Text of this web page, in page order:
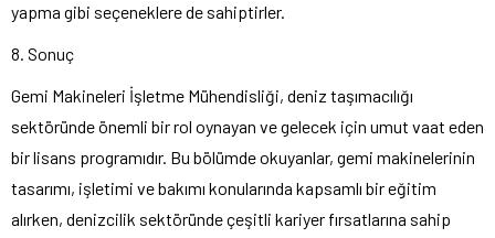
yapma gibi seçeneklere de sahiptirler.
8. Sonuç
Gemi Makineleri İşletme Mühendisliği, deniz taşımacılığı
sektöründe önemli bir rol oynayan ve gelecek için umut vaat eden
bir lisans programıdır. Bu bölümde okuyanlar, gemi makinelerinin
tasarımı, işletimi ve bakımı konularında kapsamlı bir eğitim
alırken, denizcilik sektöründe çeşitli kariyer fırsatlarına sahip